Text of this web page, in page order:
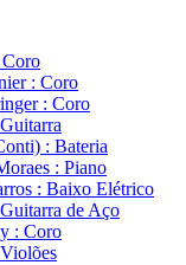
: Coro
: Coro
: Bateria
: Piano
: Baixo Elétrico
de Aço
: Coro